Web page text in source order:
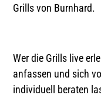
Grills von Burnhard.
Wer die Grills live
anfassen und sich
individuell beraten